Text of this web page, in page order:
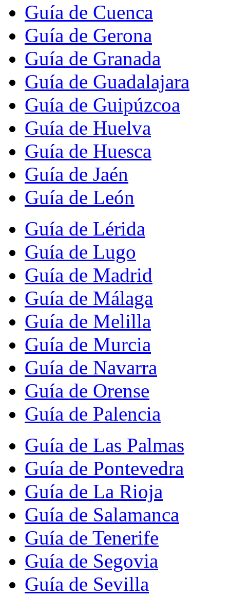
Guía de Cuenca
Guía de Gerona
Guía de Granada
Guía de Guadalajara
Guía de Guipúzcoa
Guía de Huelva
Guía de Huesca
Guía de Jaén
Guía de León
Guía de Lérida
Guía de Lugo
Guía de Madrid
Guía de Málaga
Guía de Melilla
Guía de Murcia
Guía de Navarra
Guía de Orense
Guía de Palencia
Guía de Las Palmas
Guía de Pontevedra
Guía de La Rioja
Guía de Salamanca
Guía de Tenerife
Guía de Segovia
Guía de Sevilla